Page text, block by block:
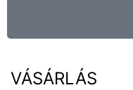
VÁSÁRLÁS